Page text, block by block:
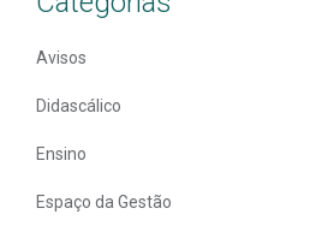
Avisos
Didascálico
Ensino
Espaço da Gestão